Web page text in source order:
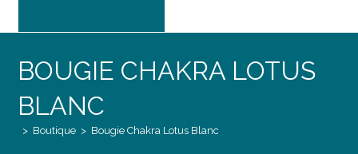
Chakra
Lotus
Blanc
BOUGIE CHAKRA LOTUS
BLANC
> Boutique > Bougie Chakra Lotus Blanc